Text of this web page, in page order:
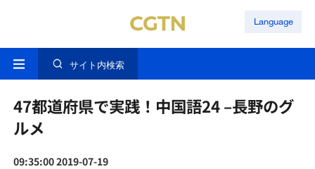
Language
サイト内検索
47都道府県で実践！中国語24 –長野のグ
ルメ
09:35:00 2019-07-19